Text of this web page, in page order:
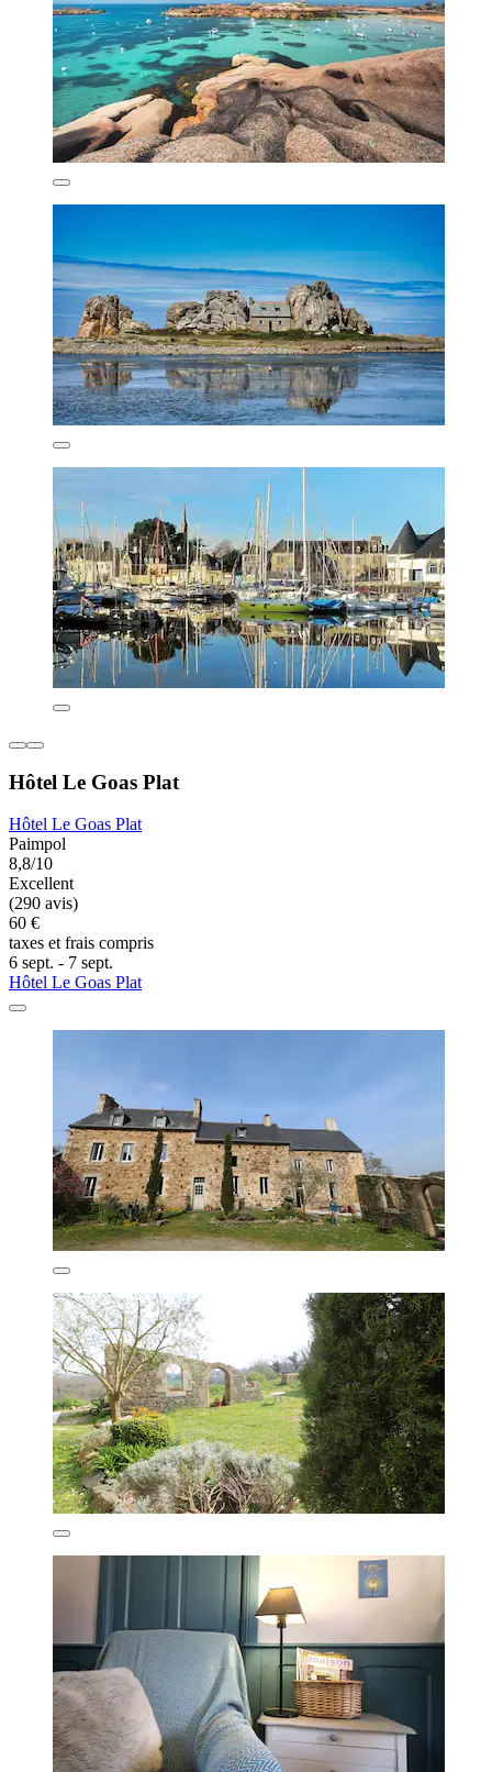
Hôtel Le Goas Plat
Hôtel Le Goas Plat
Paimpol
8,8/10
Excellent
(290 avis)
60 €
taxes et frais compris
6 sept. - 7 sept.
Hôtel Le Goas Plat